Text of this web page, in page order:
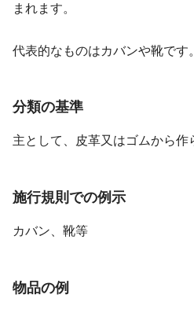
まれます。
代表的なものはカバンや靴です。
分類の基準
主として、皮革又はゴムから作
施行規則での例示
カバン、靴等
物品の例